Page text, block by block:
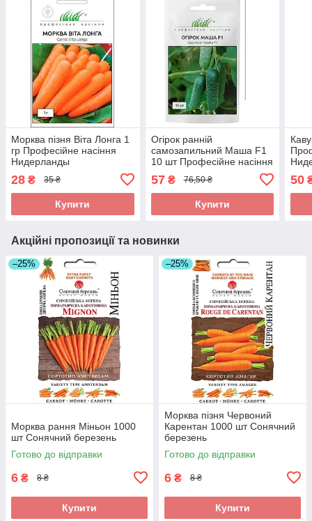
Морква пізня Віта Лонга 1
гр Професійне насіння
Нидерланды
28 ₴ 35 ₴
Купити
Огірок ранній
самозапильний Маша F1
10 шт Професійне насіння
57₴ 76,50 ₴
Купити
50
Акційні пропозиції та новинки
–25%
Морква рання Міньон 1000
шт Сонячний березень
Готово до відправки
6 ₴ 8 ₴
Купити
–25%
Морква пізня Червоний
Карентан 1000 шт Сонячний
березень
Готово до відправки
6 ₴ 8 ₴
Купити